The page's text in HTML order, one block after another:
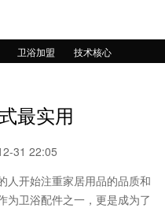
卫浴加盟
技术核心
最实用
31 22:05
人开始注重家居用品的品质和
为卫浴配件之一，更是成为了